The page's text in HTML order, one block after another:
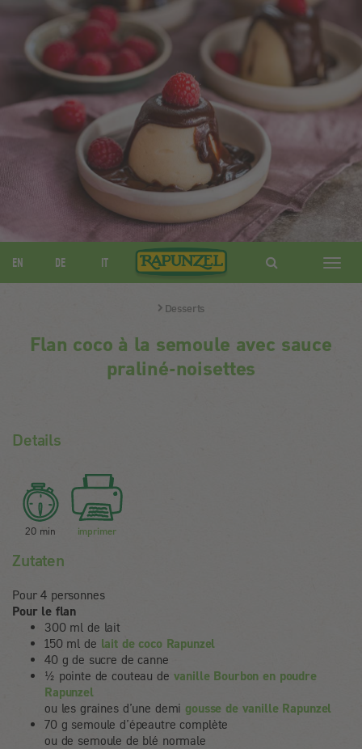
EN DE IT
ein-/
Desserts
Flan coco à la semoule avec sauce
praliné-noisettes
Details
20 min imprimer
Zutaten
Pour 4 personnes
Pour le flan
300 ml de lait
150 ml de lait de coco Rapunzel
40 g de sucre de canne
½ pointe de couteau de vanille Bourbon en poudre
Rapunzel
ou les graines d’une demi gousse de vanille Rapunzel
70 g semoule d’épeautre complète
ou de semoule de blé normale